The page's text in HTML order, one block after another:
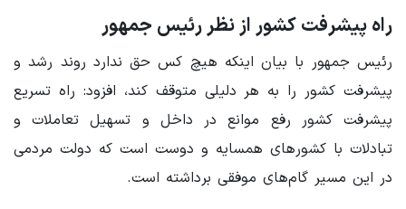
راه پیشرفت کشور از نظر رئیس جمهور
رئیس جمهور با بیان اینکه هیچ کس حق ندارد روند رشد و
پیشرفت کشور را به هر دلیلی متوقف کند، افزود: راه تسریع
پیشرفت کشور رفع موانع در داخل و تسهیل تعاملات و
تبادلات با کشورهای همسایه و دوست است که دولت مردمی
در این مسیر گام‌های موفقی برداشته است.